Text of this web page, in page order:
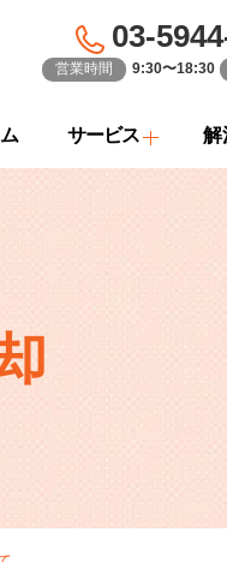
03-
営業時間 9:30〜18:30
サービス 解